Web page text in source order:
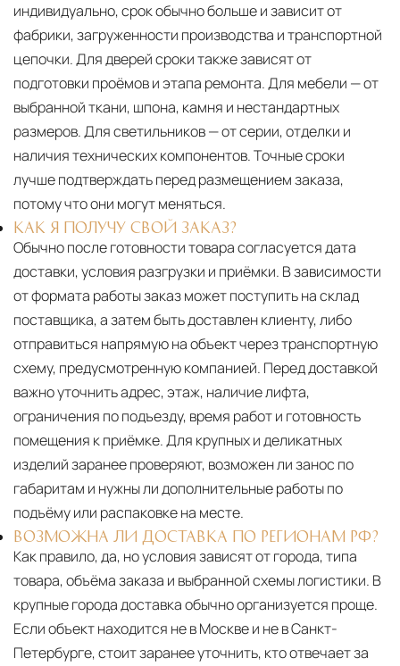
индивидуально, срок обычно больше и зависит от
фабрики, загруженности производства и транспортной
цепочки. Для дверей сроки также зависят от
подготовки проёмов и этапа ремонта. Для мебели — от
выбранной ткани, шпона, камня и нестандартных
размеров. Для светильников — от серии, отделки и
наличия технических компонентов. Точные сроки
лучше подтверждать перед размещением заказа,
потому что они могут меняться.
КАК Я ПОЛУЧУ СВОЙ ЗАКАЗ?
Обычно после готовности товара согласуется дата
доставки, условия разгрузки и приёмки. В зависимости
от формата работы заказ может поступить на склад
поставщика, а затем быть доставлен клиенту, либо
отправиться напрямую на объект через транспортную
схему, предусмотренную компанией. Перед доставкой
важно уточнить адрес, этаж, наличие лифта,
ограничения по подъезду, время работ и готовность
помещения к приёмке. Для крупных и деликатных
изделий заранее проверяют, возможен ли занос по
габаритам и нужны ли дополнительные работы по
подъёму или распаковке на месте.
ВОЗМОЖНА ЛИ ДОСТАВКА ПО РЕГИОНАМ РФ?
Как правило, да, но условия зависят от города, типа
товара, объёма заказа и выбранной схемы логистики. В
крупные города доставка обычно организуется проще.
Если объект находится не в Москве и не в Санкт-
Петербурге, стоит заранее уточнить, кто отвечает за